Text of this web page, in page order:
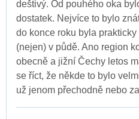
deštivý. Od pouhého oka
dostatek. Nejvíce to bylo
do konce roku byla
(nejen) v půdě. Ano region
obecně a jižní Čechy letos
se říct, že někde to bylo
už jenom přechodně nebo